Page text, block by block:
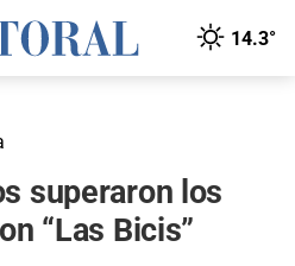
14.3°
superaron los
“Las Bicis”